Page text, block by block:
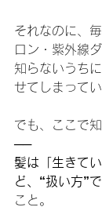
それなのに、
ロン・紫外線
知らないうち
せてしまって
でも、ここで
──
髪は「生きて
ど、“扱い方”
こと。